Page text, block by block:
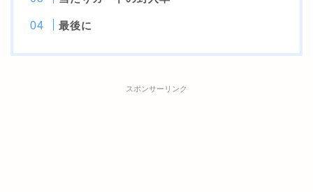
最後に
スポンサーリンク